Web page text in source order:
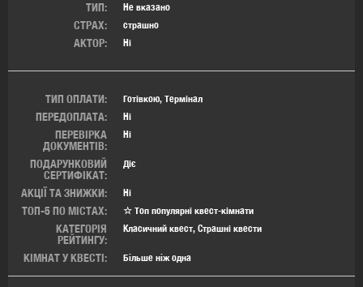
ТИП: Не вказано
СТРАХ: страшно
АКТОР: Ні
ТИП ОПЛАТИ: Готівкою, Термінал
ПЕРЕДОПЛАТА: Ні
ПЕРЕВІРКА
ДОКУМЕНТІВ:
Ні
ПОДАРУНКОВИЙ
СЕРТИФІКАТ:
Діє
АКЦІЇ ТА ЗНИЖКИ: Ні
ТОП-5 ПО МІСТАХ: ☆ Топ популярні квест-кімнати
КАТЕГОРІЯ
РЕЙТИНГУ:
Класичний квест, Страшні квести
КIМНАТ У КВЕСТI: Бiльше нiж одна